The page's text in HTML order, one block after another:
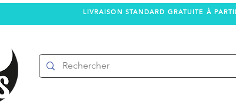
LIVRAISON STANDARD GRATUITE À